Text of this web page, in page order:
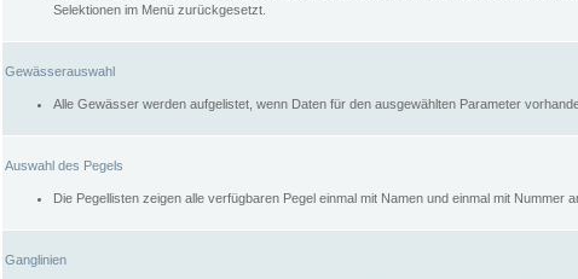
Selektionen im Menü zurückgesetzt.
Gewässerauswahl
Alle Gewässer werden aufgelistet, wenn Daten für den ausgewählten Parameter
Auswahl des Pegels
Die Pegellisten zeigen alle verfügbaren Pegel einmal mit Namen und einmal mit Nummer
Ganglinien